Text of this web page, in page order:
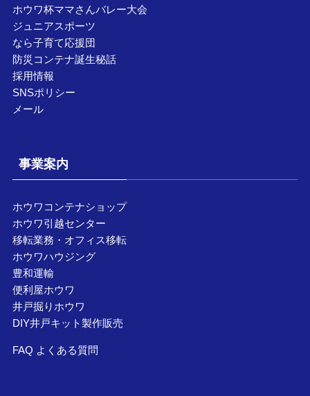
ホウワ杯ママさんバレー大会
ジュニアスポーツ
なら子育て応援団
防災コンテナ誕生秘話
採用情報
SNSポリシー
メール
事業案内
ホウワコンテナショップ
ホウワ引越センター
移転業務・オフィス移転
ホウワハウジング
豊和運輸
便利屋ホウワ
井戸掘りホウワ
DIY井戸キット製作販売
FAQ よくある質問